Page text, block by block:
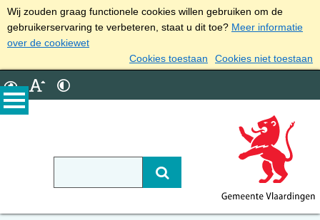
Wij zouden graag functionele cookies willen gebruiken om de
gebruikerservaring te verbeteren, staat u dit toe? Meer informatie
over de cookiewet
Cookies toestaan
Cookies niet toestaan